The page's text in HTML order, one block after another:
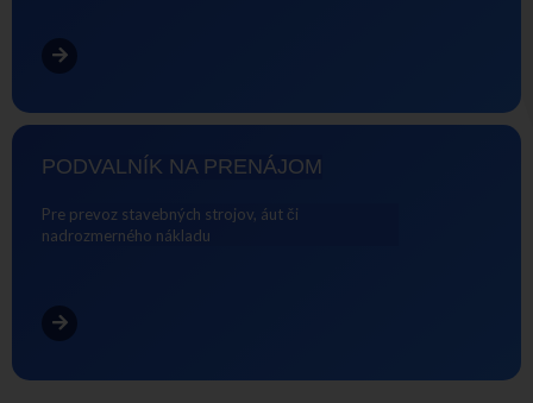
PODVALNÍK NA PRENÁJOM
Pre prevoz stavebných strojov, áut či
nadrozmerného nákladu